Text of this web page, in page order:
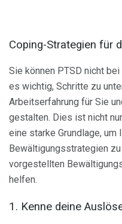
Coping-Strategien für
Sie können PTSD nicht
es wichtig, Schritte zu
Arbeitserfahrung für Sie
gestalten. Dies ist nicht
eine starke Grundlage, um
Bewältigungsstrategien
vorgestellten
helfen.
1. Kenne deine